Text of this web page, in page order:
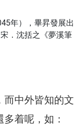
年），畢昇發展出
．沈括之《夢溪筆
而中外皆知的文
着呢，如：